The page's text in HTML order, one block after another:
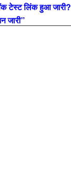
टेस्ट लिंक हुआ जारी?
जारी”